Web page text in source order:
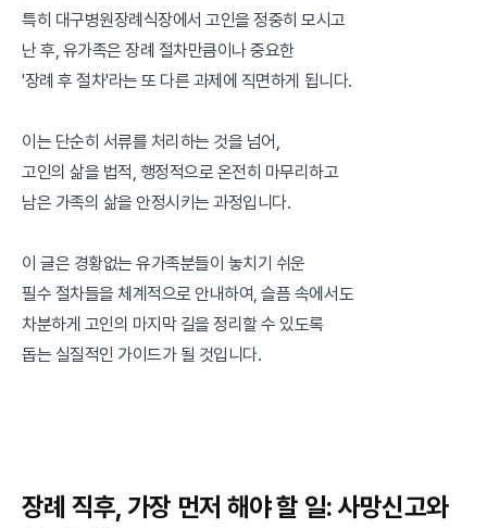
특히 대구병원장례식장에서 고인을 정중히 모시고
난 후, 유가족은 장례 절차만큼이나 중요한
'장례 후 절차'라는 또 다른 과제에 직면하게 됩니다.
이는 단순히 서류를 처리하는 것을 넘어,
고인의 삶을 법적, 행정적으로 온전히 마무리하고
남은 가족의 삶을 안정시키는 과정입니다.
이 글은 경황없는 유가족분들이 놓치기 쉬운
필수 절차들을 체계적으로 안내하여, 슬픔 속에서도
차분하게 고인의 마지막 길을 정리할 수 있도록
돕는 실질적인 가이드가 될 것입니다.
장례 직후, 가장 먼저 해야 할 일: 사망신고와